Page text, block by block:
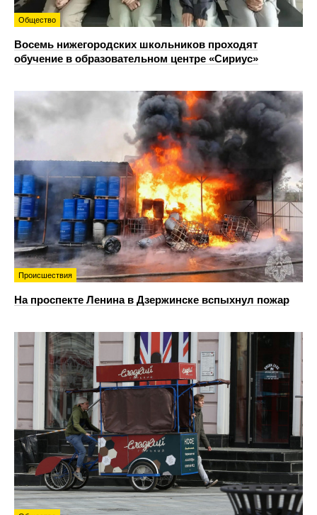
Общество
Восемь нижегородских школьников проходят
обучение в образовательном центре «Сириус»
Происшествия
На проспекте Ленина в Дзержинске вспыхнул пожар